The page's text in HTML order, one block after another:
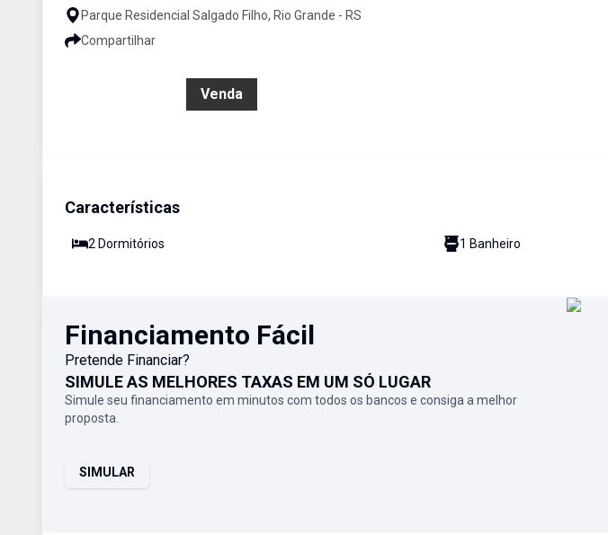
Parque Residencial Salgado Filho, Rio Grande - RS
Compartilhar
Venda
Características
2 Dormitórios 1 Banheiro
Financiamento Fácil
Pretende Financiar?
SIMULE AS MELHORES TAXAS EM UM SÓ LUGAR
Simule seu financiamento em minutos com todos os bancos e consiga a melhor
proposta.
SIMULAR